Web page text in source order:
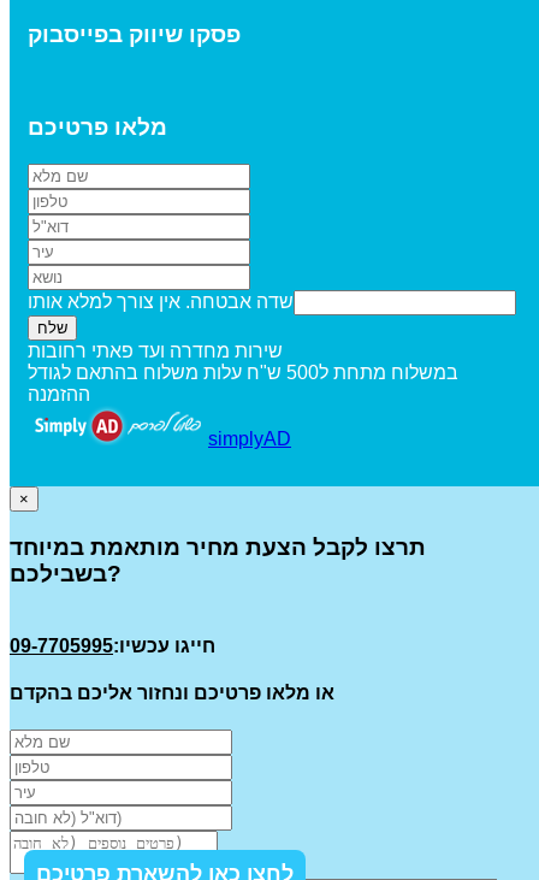
לחצו כאן להשארת פרטיכם
פסקו שיווק בפייסבוק
מלאו פרטיכם
שדה אבטחה. אין צורך למלא אותו
שירות מחדרה ועד פאתי רחובות
במשלוח מתחת ל500 ש"ח עלות משלוח בהתאם לגודל
ההזמנה
simplyAD
×
תרצו לקבל הצעת מחיר מותאמת במיוחד
בשבילכם?
חייגו עכשיו:09-7705995
או מלאו פרטיכם ונחזור אליכם בהקדם